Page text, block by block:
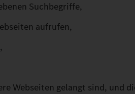
Suchbegriffe,
aufrufen,
Webseiten gelangt sind, und